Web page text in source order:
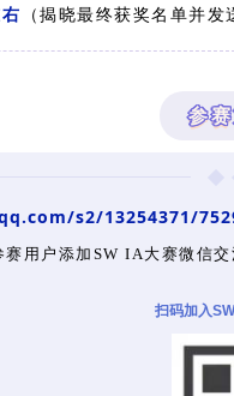
（揭晓最终获奖名单并发
参
s2/13254371/
赛用户添加 SW IA大赛微信
扫码加入